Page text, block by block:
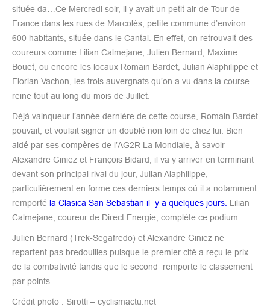
située da…Ce Mercredi soir, il y avait un petit air de Tour de
France dans les rues de Marcolès, petite commune d’environ
600 habitants, située dans le Cantal. En effet, on retrouvait des
coureurs comme Lilian Calmejane, Julien Bernard, Maxime
Bouet, ou encore les locaux Romain Bardet, Julian Alaphilippe et
Florian Vachon, les trois auvergnats qu’on a vu dans la course
reine tout au long du mois de Juillet.
Déjà vainqueur l’année dernière de cette course, Romain Bardet
pouvait, et voulait signer un doublé non loin de chez lui. Bien
aidé par ses compères de l’AG2R La Mondiale, à savoir
Alexandre Giniez et François Bidard, il va y arriver en terminant
devant son principal rival du jour, Julian Alaphilippe,
particulièrement en forme ces derniers temps où il a notamment
remporté la Clasica San Sebastian il y a quelques jours. Lilian
Calmejane, coureur de Direct Energie, complète ce podium.
Julien Bernard (Trek-Segafredo) et Alexandre Giniez ne
repartent pas bredouilles puisque le premier cité a reçu le prix
de la combativité tandis que le second remporte le classement
par points.
Crédit photo : Sirotti – cyclismactu.net